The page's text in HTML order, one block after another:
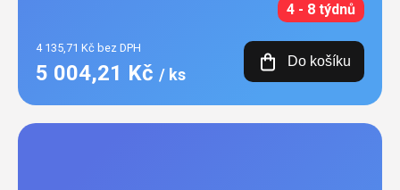
4 - 8 týdnů
4 135,71 Kč bez DPH
5 004,21 Kč / ks
Do košíku